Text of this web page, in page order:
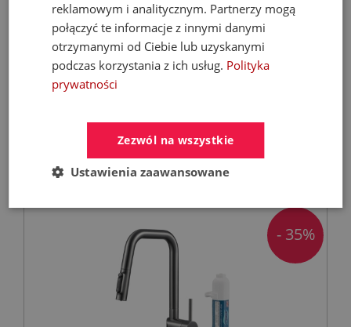
FERROLI Kocioł BIOPELLET PRO 24 KW Eco
Design
Kotły C.O. na pellet
9 899,00 zł
21 068,67 zł
- 35%
reklamowym i analitycznym. Partnerzy mogą
połączyć te informacje z innymi danymi
otrzymanymi od Ciebie lub uzyskanymi
podczas korzystania z ich usług. Polityka
prywatności
Zezwól na wszystkie
Ustawienia zaawansowane